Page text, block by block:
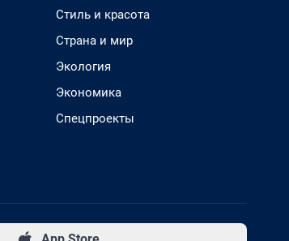
Стиль и красота
Страна и мир
Экология
Экономика
Спецпроекты